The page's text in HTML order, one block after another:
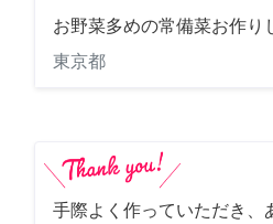
お野菜多めの常備菜お作り
東京都
手際よく作っていただき、